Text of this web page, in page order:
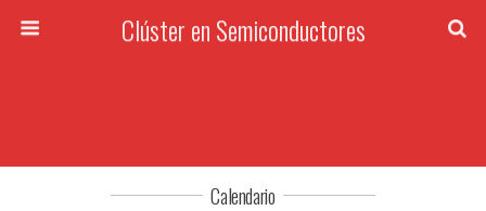
Clúster en Semiconductores
Calendario